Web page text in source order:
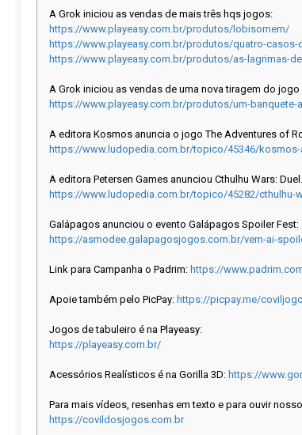
A Grok iniciou as vendas de mais três hqs jogos:
https://www.playeasy.com.br/produtos/lobisomem/
https://www.playeasy.com.br/produtos/quatro-
https://www.playeasy.com.br/produtos/as-lagrimas-
A Grok iniciou as vendas de uma nova tiragem do jogo
https://www.playeasy.com.br/produtos/um-
A editora Kosmos anuncia o jogo The Adventures of
https://www.ludopedia.com.br/topico/45346/kosmos-
A editora Petersen Games anunciou Cthulhu Wars: Duel.
https://www.ludopedia.com.br/topico/45282/cthulhu-
Galápagos anunciou o evento Galápagos Spoiler Fest:
https://asmodee.galapagosjogos.com.br/vem-ai-
Link para Campanha o Padrim: https://
Apoie também pelo PicPay: https://picpay.me/
Jogos de tabuleiro é na Playeasy:
https://playeasy.com.br/
Acessórios Realísticos é na Gorilla 3D: https://
Para mais vídeos, resenhas em texto e para ouvir
https://covildosjogos.com.br